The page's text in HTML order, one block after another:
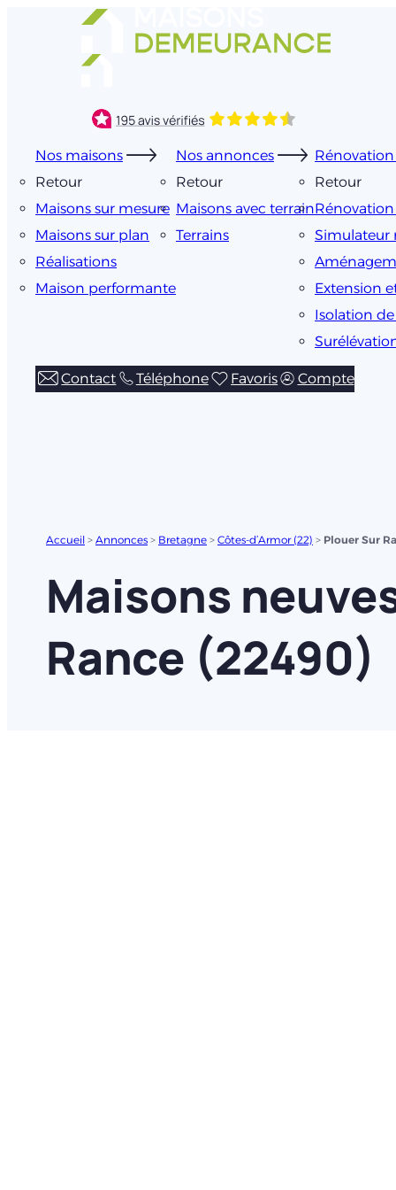
Nos maisons
Retour
Maisons sur mesure
Maisons sur plan
Réalisations
Maison performante
Nos annonces
Retour
Maisons avec terrain
Terrains
Retour
Simulateur
Extension
Isolation
Contact Téléphone Favoris Compte
Accueil > Annonces > Bretagne > Côtes-d’Armor (22) > Plouer Sur
Maisons
Rance (22490)